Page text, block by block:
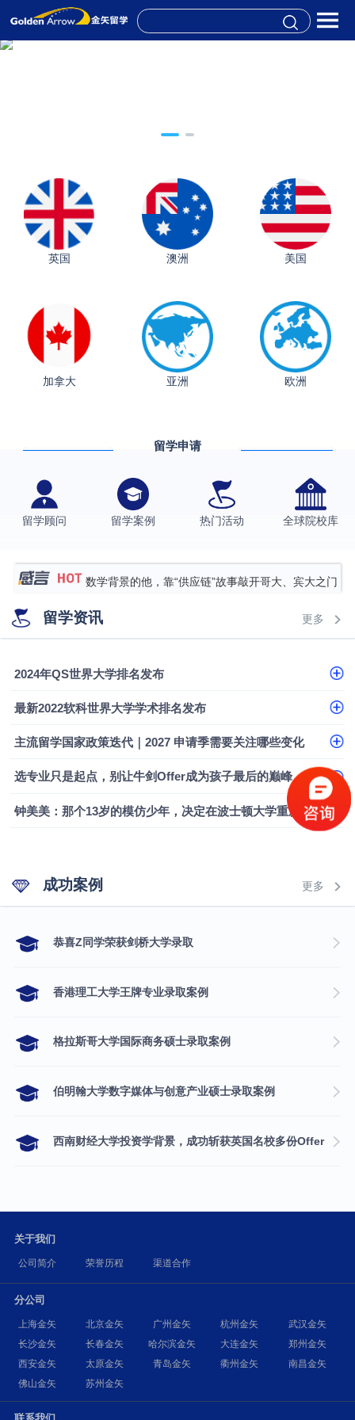
英国 澳洲 美国
加拿大 亚洲 欧洲
留学申请
留学顾问 留学案例 热门活动 全球院校库
从上海财大2+2到谢菲尔德：低均分逆袭QS百强金
香港理工大学王牌专业录取案例
伯明翰大学数字媒体与创意产业硕士录取案例
西南财经大学投资学背景，成功斩获英国名校多份
硕士录取
数学背景的他，靠“供应链”故事敲开哥大、宾大之门
专科逆袭伦敦大学学院UCL录取案例解析
香港浸会大学伦理与公共事务硕士录取
从上海财大2+2到谢菲尔德：低均分逆袭QS百强金
留学资讯 更多
2024年QS世界大学排名发布
最新2022软科世界大学学术排名发布
主流留学国家政策迭代｜2027 申请季需要关注哪些变化
选专业只是起点，别让牛剑Offer成为孩子最后的巅峰
钟美美：那个13岁的模仿少年，决定在波士顿大学重新定义自己
成功案例 更多
​恭喜Z同学荣获剑桥大学录取
香港理工大学王牌专业录取案例
格拉斯哥大学国际商务硕士录取案例
伯明翰大学数字媒体与创意产业硕士录取案例
西南财经大学投资学背景，成功斩获英国名校多份Offer
关于我们
公司简介 荣誉历程 渠道合作
分公司
上海金矢 北京金矢 广州金矢 杭州金矢
武汉金矢
长沙金矢
长春金矢 哈尔滨金矢 大连金矢
郑州金矢
西安金矢
太原金矢 青岛金矢 衢州金矢
南昌金矢
佛山金矢
苏州金矢